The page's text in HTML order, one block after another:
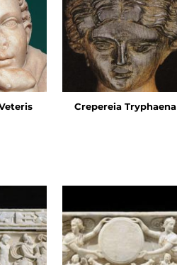
Crepereia Tryphaena